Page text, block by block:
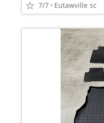
7/7 Eutawville sc